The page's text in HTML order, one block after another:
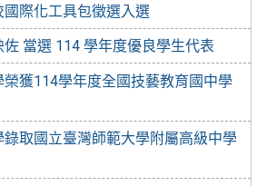
際化工具包徵選入選
當選 114 學年度優良學生代表
獲114學年度全國技藝教育國中學
取國立臺灣師範大學附屬高級中學